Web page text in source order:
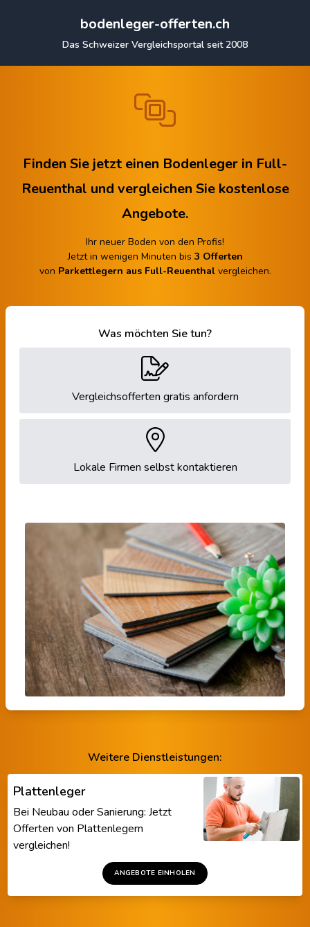
bodenleger-offerten.ch
Das Schweizer Vergleichsportal seit 2008
Finden Sie jetzt einen Bodenleger in Full-
Reuenthal und vergleichen Sie kostenlose
Angebote.
Ihr neuer Boden von den Profis!
Jetzt in wenigen Minuten bis 3 Offerten
von Parkettlegern aus Full-Reuenthalvergleichen.
Was möchten Sie tun?
Vergleichsofferten gratis anfordern
Lokale Firmen selbst kontaktieren
Weitere Dienstleistungen:
Plattenleger
Bei Neubau oder Sanierung: Jetzt
Offerten von Plattenlegern
vergleichen!
ANGEBOTE EINHOLEN